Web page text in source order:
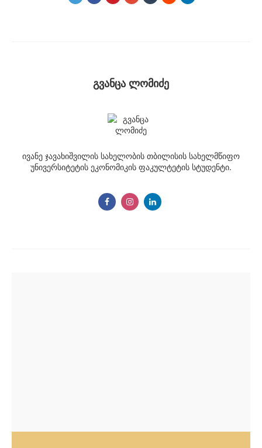
გვანცა ლომიძე
ივანე ჯავახიშვილის სახელობის თბილისის სახელმწიფო
უნივერსიტეტის ეკონომიკის ფაკულტეტის სტუდენტი.